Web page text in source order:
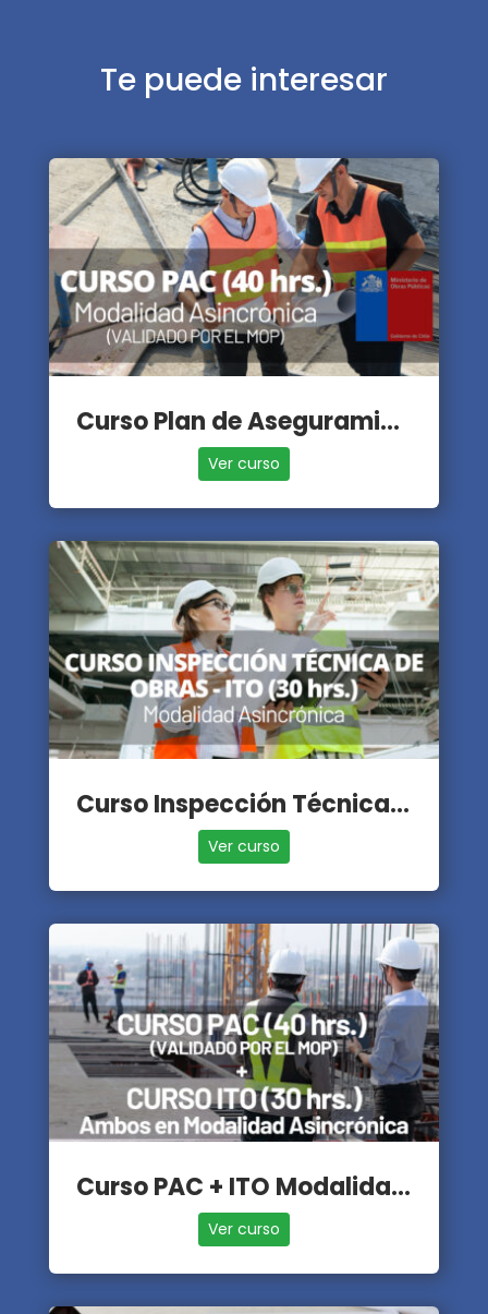
Te puede interesar
Curso Plan de Aseguramiento de la Calidad - PAC
Ver curso
Curso Inspección Técnica de Obras - ITO
Ver curso
Curso PAC + ITO Modalidad Asincrónica
Ver curso